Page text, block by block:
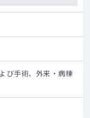
び手術、外来・病棟